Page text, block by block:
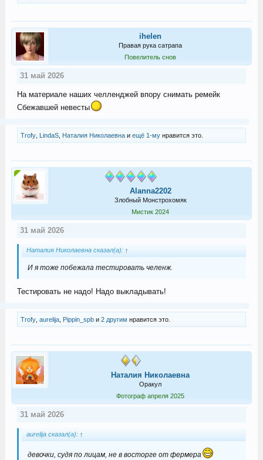
ihelen
Правая рука сатрапа
Повелитель снов
31 май 2026
На материале наших челленджей впору снимать ремейк
Сбежавшей невесты
Trofy, LindaS, Наталия Николаевнаи ещё 1-мунравится это.
Alanna2202
Злобный Монстрохомяк
Мистик 2024
31 май 2026
Наталия Николаевна сказал(а): ↑
И я тоже побежала тестировать челенж.
Тестировать не надо! Надо выкладывать!
Trofy, aurelija, Pippin_spbи 2 другим нравится это.
Наталия Николаевна
Оракул
Фотограф апреля 2025
31 май 2026
aurelija сказал(а): ↑
девочки, судя по лицам, не в восторге от фермера